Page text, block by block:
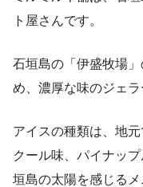
ト屋さんです。
石垣島の「伊盛牧場
め、濃厚な味のジェラ
アイスの種類は、地
クール味、パイナッ
垣島の太陽を感じるメ